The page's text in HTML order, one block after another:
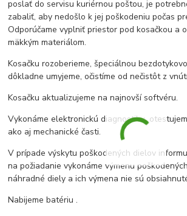
poslať do servisu kuriérnou poštou, je
zabaliť, aby nedošlo k jej poškodeniu počas
Odporúčame vyplniť priestor pod kosačkou a
mäkkým materiálom.
Kosačku rozoberieme, špeciálnou
dôkladne umyjeme, očistíme od nečistôt z
Kosačku aktualizujeme na najnovší softvéru.
Vykonáme elektronickú diagnostiku,
ako aj mechanické časti.
V prípade výskytu poškodených dielov
na požiadanie vykonáme výmenu
náhradné diely a ich výmena nie sú
Nabijeme batériu .